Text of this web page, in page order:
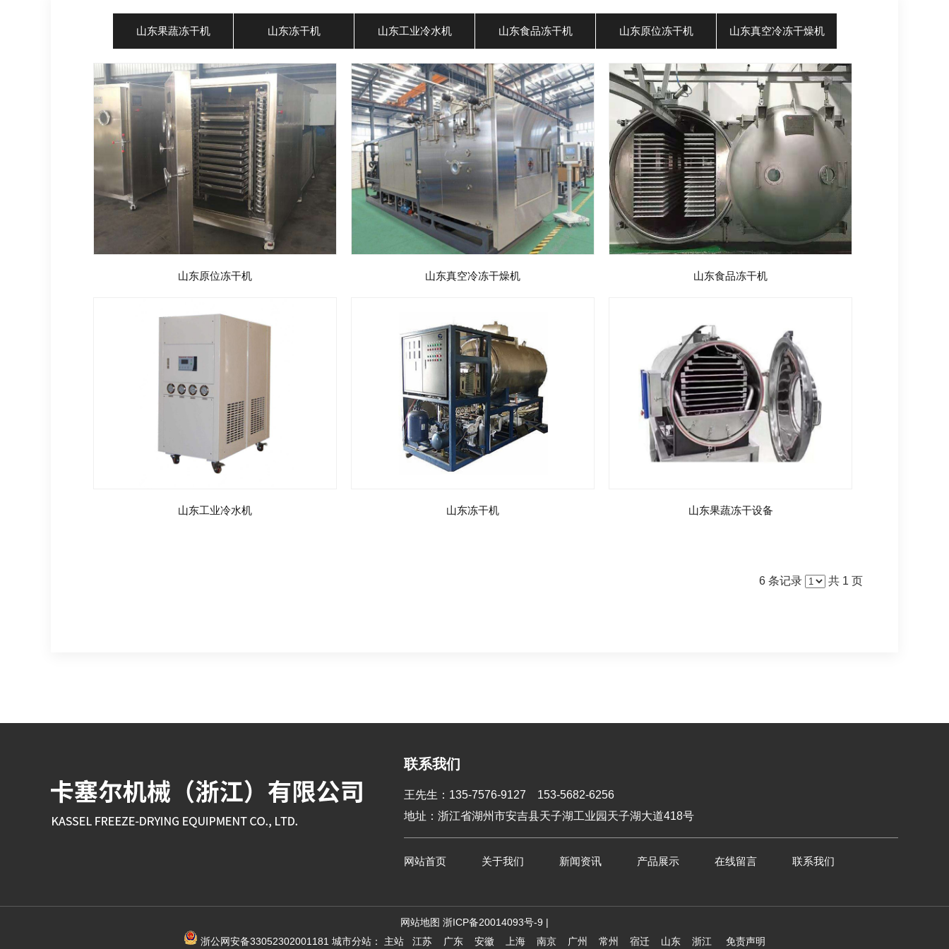
山东果蔬冻干机 山东冻干机 山东工业冷水机 山东食品冻干机 山东原位冻干机 山东真空冷冻干燥机
山东原位冻干机 山东真空冷冻干燥机 山东食品冻干机
山东工业冷水机 山东冻干机 山东果蔬冻干设备
6 条记录 共 1 页
联系我们
王先生：135-7576-9127 153-5682-6256
地址：浙江省湖州市安吉县天子湖工业园天子湖大道418号
网站首页 关于我们 新闻资讯 产品展示 在线留言 联系我们
网站地图 浙ICP备20014093号-9 |
浙公网安备33052302001181 城市分站： 主站 江苏 广东 安徽 上海 南京 广州 常州 宿迁 山东 浙江 免责声明